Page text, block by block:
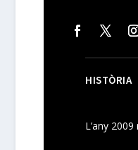
HISTÒRIA
L’any